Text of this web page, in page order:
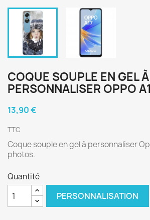
COQUE SOUPLE EN GEL À
PERSONNALISER OPPO
13,90 €
TTC
Coque souple en gel à personnaliser
photos.
Quantité
PERSONNALISATION